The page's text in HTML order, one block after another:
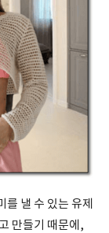
낼 수 있는 유제
만들기 때문에,